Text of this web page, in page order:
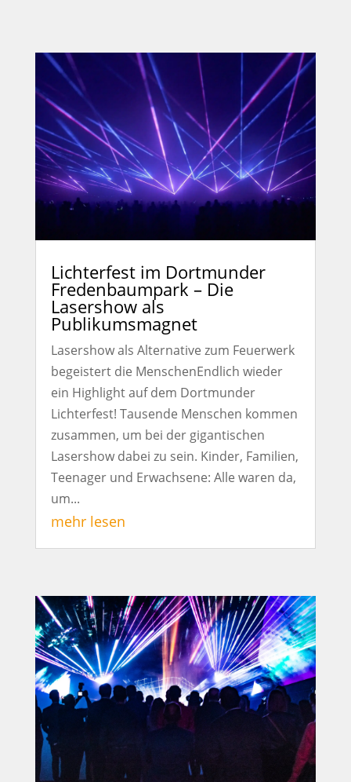
Lichterfest im Dortmunder
Fredenbaumpark – Die
Lasershow als
Publikumsmagnet
Lasershow als Alternative zum Feuerwerk
begeistert die MenschenEndlich wieder
ein Highlight auf dem Dortmunder
Lichterfest! Tausende Menschen kommen
zusammen, um bei der gigantischen
Lasershow dabei zu sein. Kinder, Familien,
Teenager und Erwachsene: Alle waren da,
um...
mehr lesen